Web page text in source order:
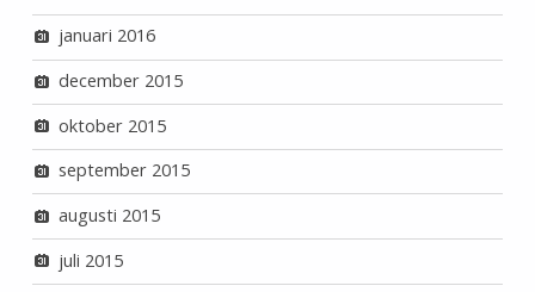
januari 2016
december 2015
oktober 2015
september 2015
augusti 2015
juli 2015